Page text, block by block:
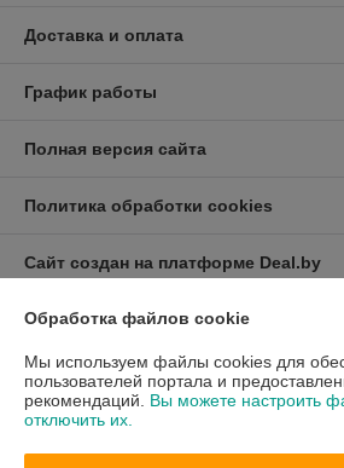
Доставка и оплата
График работы
Полная версия сайта
Политика обработки cookies
Сайт создан на платформе Deal.by
Юридическое лицо:Общество с
«БелСейлГуд»
220114, Г. МИНСК, УЛ. ФИЛИМОНОВА, ДОМ
Регистрационный номер ЕГР: 193747857
Обработка файлов cookie
Мы используем файлы cookies для
пользователей портала и
рекомендаций. Вы можете настроить
отключить их.